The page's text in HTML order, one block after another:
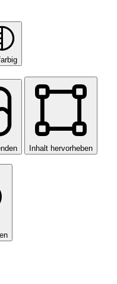
Inhalt hervorheben